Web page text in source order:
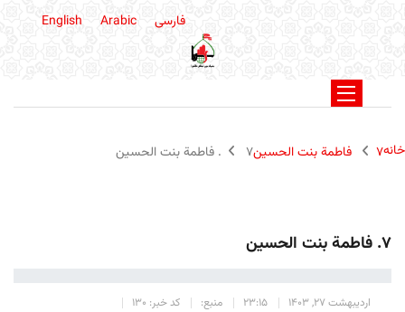
فارسی English Arabic
خانه۷ فاطمة بنت الحسین ۷. فاطمة بنت الحسین
۷. فاطمة بنت الحسین
اردیبهشت 27, 1403 23:15 منبع: کد خبر: 130